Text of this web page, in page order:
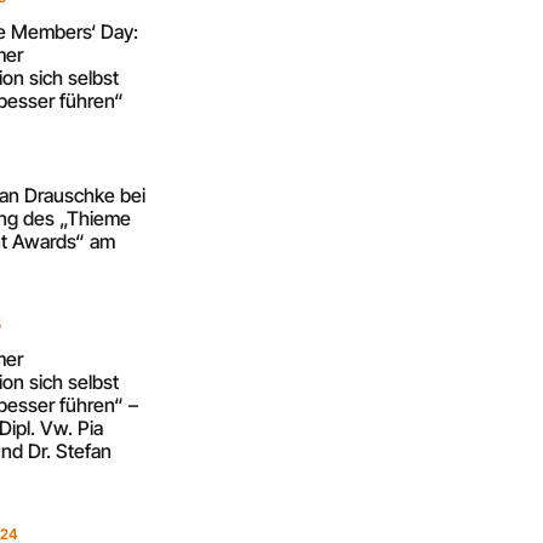
Members‘ Day:
sich selbst
führen“
Drauschke bei
des „Thieme
Awards“ am
sich selbst
führen“ –
Vw. Pia
Dr. Stefan